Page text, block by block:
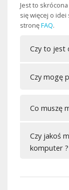
Jest to
się więcej o idei
stronęFAQ.
Czy to jest
Czy mogę
Co muszę
Czy jakoś
komputer ?